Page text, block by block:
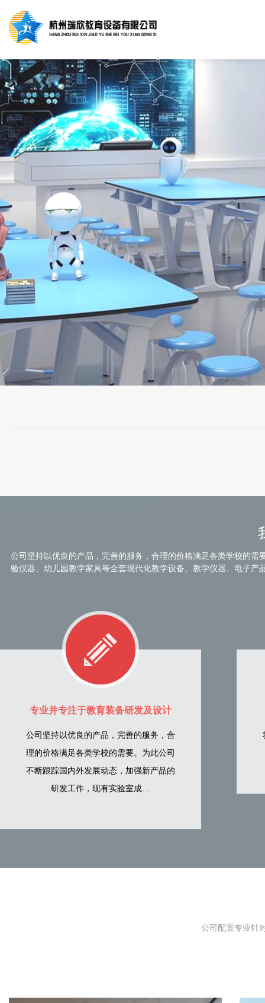
公司坚持以优良的产品，完善的服务，合理的价格满足各类学校的
验仪器、幼儿园教学家具等全套现代化教学设备、教学仪器、电子
专业并专注于教育装备研发及设计
公司坚持以优良的产品，完善的服务，合
理的价格满足各类学校的需要。为此公司
不断跟踪国内外发展动态，加强新产品的
研发工作，现有实验室成…
公司配置专业针